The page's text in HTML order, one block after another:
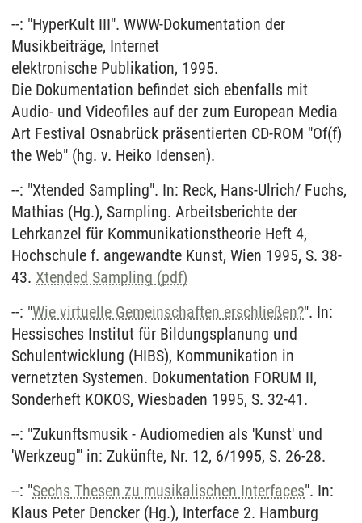
--: "HyperKult III". WWW-Dokumentation der
Musikbeiträge, Internet
elektronische Publikation, 1995.
Die Dokumentation befindet sich ebenfalls mit
Audio- und Videofiles auf der zum European Media
Art Festival Osnabrück präsentierten CD-ROM "Of(f)
the Web" (hg. v. Heiko Idensen).
--: "Xtended Sampling". In: Reck, Hans-Ulrich/ Fuchs,
Mathias (Hg.), Sampling. Arbeitsberichte der
Lehrkanzel für Kommunikationstheorie Heft 4,
Hochschule f. angewandte Kunst, Wien 1995, S. 38-
43. Xtended Sampling (pdf)
--: "Wie virtuelle Gemeinschaften erschließen?". In:
Hessisches Institut für Bildungsplanung und
Schulentwicklung (HIBS), Kommunikation in
vernetzten Systemen. Dokumentation FORUM II,
Sonderheft KOKOS, Wiesbaden 1995, S. 32-41.
--: "Zukunftsmusik - Audiomedien als 'Kunst' und
'Werkzeug'" in: Zukünfte, Nr. 12, 6/1995, S. 26-28.
--: "Sechs Thesen zu musikalischen Interfaces". In:
Klaus Peter Dencker (Hg.), Interface 2. Hamburg